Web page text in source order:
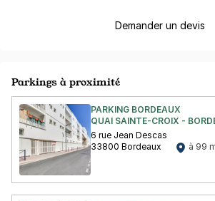
Demander un devis
Parkings à proximité
PARKING BORDEAUX
QUAI SAINTE-CROIX -
6 rue Jean Descas
33800 Bordeaux
à 99